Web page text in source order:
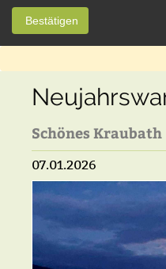
Bestätigen
Schönes Kraubath
07.01.2026